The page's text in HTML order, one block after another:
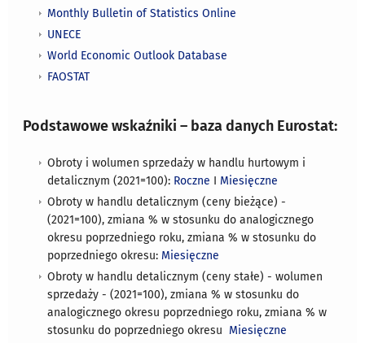
Monthly Bulletin of Statistics Online
UNECE
World Economic Outlook Database​
FAOSTAT
Podstawowe wskaźniki – baza danych Eurostat:
Obroty i wolumen sprzedaży w handlu hurtowym i
detalicznym (2021=100): Roczne I Miesięczne
​Obroty w handlu detalicznym (ceny bieżące) -
(2021=100), zmiana % w stosunku do analogicznego
okresu poprzedniego roku, zmiana % w stosunku do
poprzedniego okresu: Miesięczne
Obroty w handlu detalicznym (ceny stałe) - wolumen
sprzedaży - (2021=100), zmiana % w stosunku do
analogicznego okresu poprzedniego roku, zmiana % w
stosunku do poprzedniego okresu Miesięczne